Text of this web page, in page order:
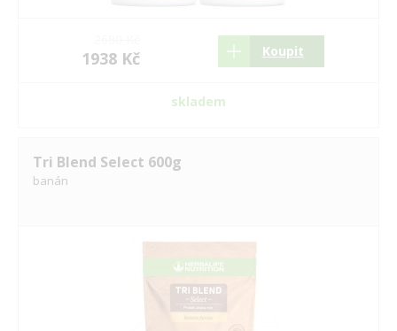
1938 Kč Koupit
skladem
Tri Blend Select 600g
banán